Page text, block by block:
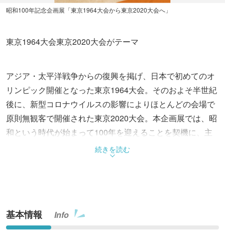
昭和100年記念企画展「東京1964大会から東京2020大会へ」
東京1964大会東京2020大会がテーマ
アジア・太平洋戦争からの復興を掲げ、日本で初めてのオ
リンピック開催となった東京1964大会。そのおよそ半世紀
後に、新型コロナウイルスの影響によりほとんどの会場で
原則無観客で開催された東京2020大会。本企画展では、昭
和という時代が始まって100年を迎えることを契機に、主
に東京で開催されたふたつの大会に焦点をあて、昭和と令
和の両時代を象徴する国際スポーツ競技大会が残したレガ
続きを読む
基本情報 Info